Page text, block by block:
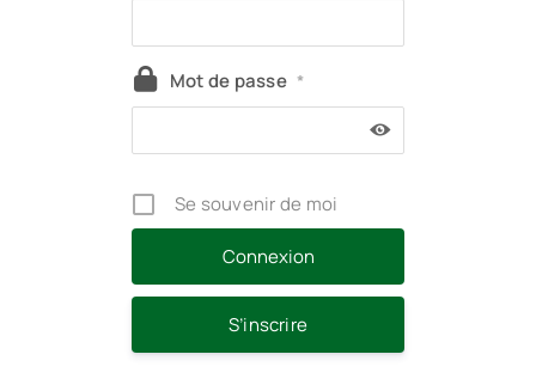
Mot de passe *
Se souvenir de moi
S’inscrire